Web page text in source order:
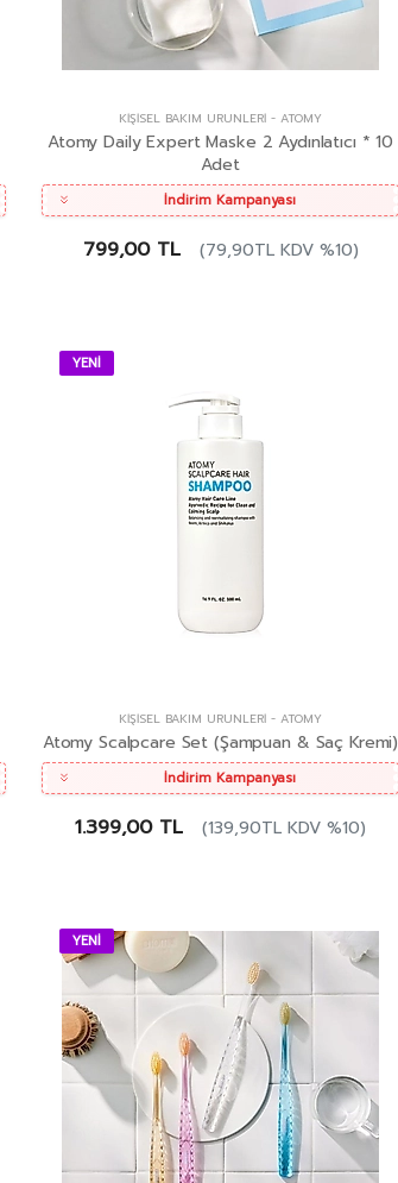
KIŞISEL BAKIM ÜRÜNLERI - ATOMY
Atomy Daily Expert Maske 2 Aydınlatıcı * 10
Adet
İndirim Kampanyası
799,00 TL (79,90TL KDV %10)
YENİ
KIŞISEL BAKIM ÜRÜNLERI - ATOMY
Atomy Scalpcare Set (Şampuan & Saç Kremi)
İndirim Kampanyası
1.399,00 TL (139,90TL KDV %10)
YENİ